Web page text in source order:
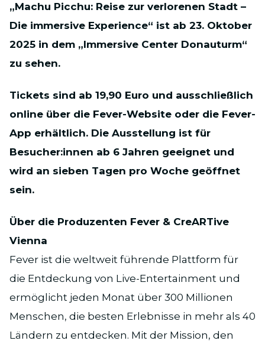
„Machu Picchu: Reise zur verlorenen Stadt –
Die immersive Experience“ ist ab 23. Oktober
2025 in dem „Immersive Center Donauturm“
zu sehen.
Tickets sind ab 19,90 Euro und ausschließlich
online über die Fever-Website oder die Fever-
App erhältlich. Die Ausstellung ist für
Besucher:innen ab 6 Jahren geeignet und
wird an sieben Tagen pro Woche geöffnet
sein.
Über die Produzenten Fever & CreARTive
Vienna
Fever ist die weltweit führende Plattform für
die Entdeckung von Live-Entertainment und
ermöglicht jeden Monat über 300 Millionen
Menschen, die besten Erlebnisse in mehr als 40
Ländern zu entdecken. Mit der Mission, den